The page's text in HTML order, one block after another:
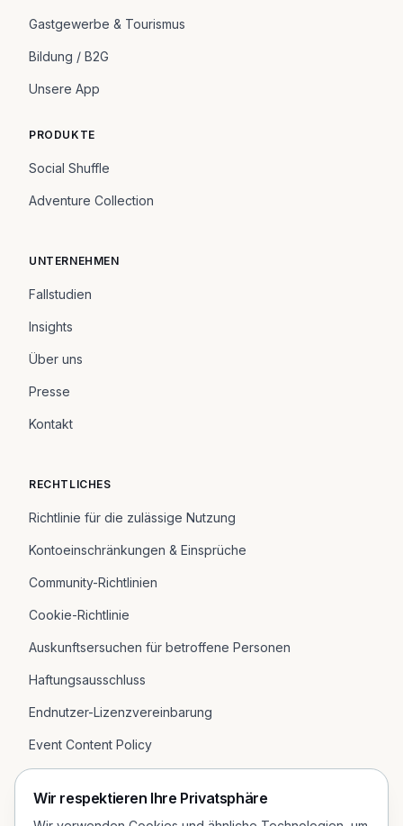
Gastgewerbe & Tourismus
Bildung / B2G
Unsere App
PRODUKTE
Social Shuffle
Adventure Collection
UNTERNEHMEN
Fallstudien
Insights
Über uns
Presse
Kontakt
RECHTLICHES
Richtlinie für die zulässige Nutzung
Kontoeinschränkungen & Einsprüche
Community-Richtlinien
Cookie-Richtlinie
Auskunftsersuchen für betroffene Personen
Haftungsausschluss
Endnutzer-Lizenzvereinbarung
Event Content Policy
Datenschutzerklärung
Wir respektieren Ihre Privatsphäre